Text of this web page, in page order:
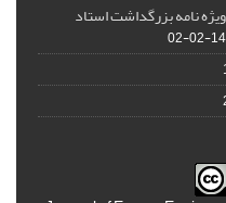
نامه بزرگداشت استاد